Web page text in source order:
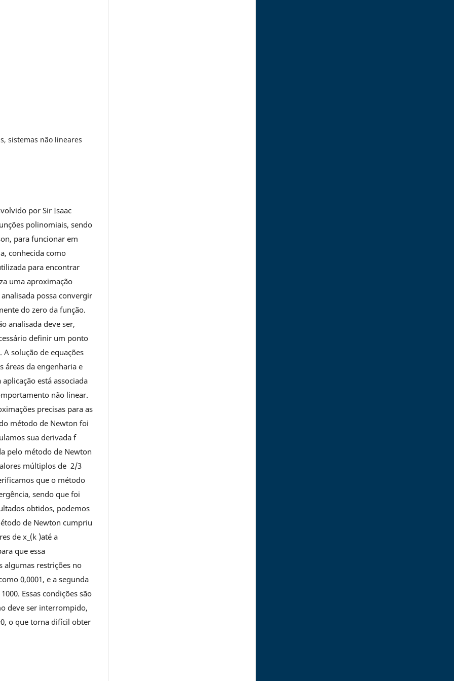
sistemas não lineares
por Sir Isaac
polinomiais, sendo
para funcionar em
conhecida como
para encontrar
uma aproximação
possa convergir
do zero da função.
analisada deve ser,
definir um ponto
solução de equações
áreas da engenharia e
está associada
não linear.
precisas para as
método de Newton foi
sua derivada f
pelo método de Newton
múltiplos de 2/3
que o método
sendo que foi
obtidos, podemos
de Newton cumpriu
de x_(k )até a
que essa
algumas restrições no
0,0001, e a segunda
Essas condições são
deve ser interrompido,
o que torna difícil obter